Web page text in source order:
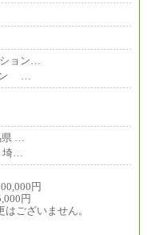
ョン…
ン …
県 …
埼…
円
円
ございません。